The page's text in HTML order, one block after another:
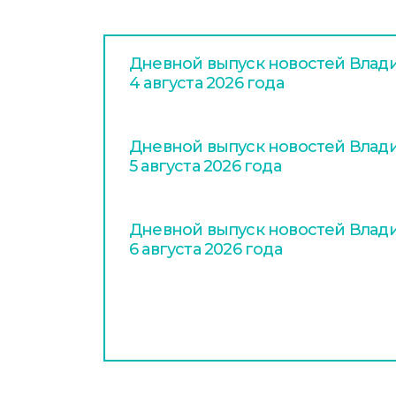
Дневной выпуск новостей
4 августа 2026 года
Дневной выпуск новостей
5 августа 2026 года
Дневной выпуск новостей
6 августа 2026 года